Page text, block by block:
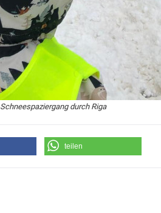
Schneespaziergang durch Riga
teilen